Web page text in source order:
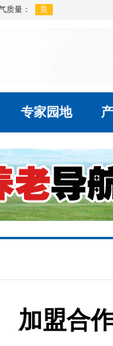
专家园地
加盟合